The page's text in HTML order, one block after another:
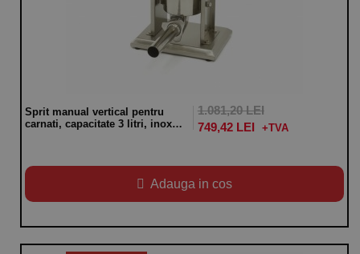
Sprit manual vertical pentru
carnati, capacitate 3 litri, inox, 2
1.081,20 LEI
749,42 LEI
Adauga in cos